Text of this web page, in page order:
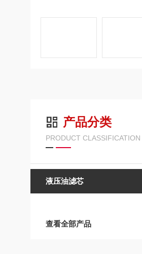
产品分类
PRODUCT CLASSIFICATION
液压油滤芯
查看全部产品